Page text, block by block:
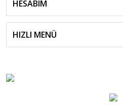
HESABIM
HIZLI MENÜ